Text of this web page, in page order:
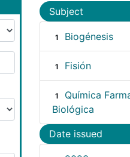
Subject
1 Biogénesis
1 Fisión
1
Química
Biológica
Date issued